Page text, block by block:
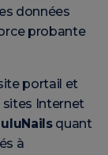
données
probante
portail et
sites Internet
quant
à